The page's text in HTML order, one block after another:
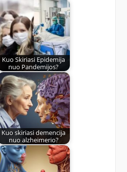
Kuo Skiriasi Epidemija
nuo Pandemijos?
Kuo skiriasi demencija
nuo alzheimerio?